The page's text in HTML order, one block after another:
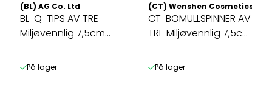
(BL) AG Co. Ltd
BL-Q-TIPS AV TRE
Miljøvennlig 7,5cm
På lager
(CT) Wenshen Cosmetics /
CT-BOMULLSPINNER AV
TRE Miljøvennlig 7,5cm
På lager